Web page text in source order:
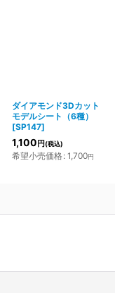
ダイアモンド3Dカット
モデルシート（6種）
[SP147]
1,100 円(税込)
希望小売価格: 1,700円